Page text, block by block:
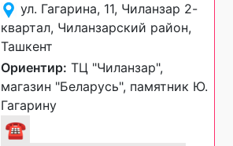
ул. Гагарина, 11, Чиланзар 2-
квартал, Чиланзарский район,
Ташкент
Ориентир: ТЦ "Чиланзар",
магазин "Беларусь", памятник Ю.
Гагарину
☎